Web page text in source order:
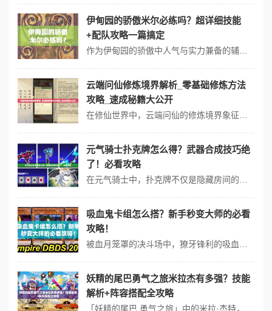
伊甸园的骄傲米尔必练吗？超详细技能
+配队攻略一篇搞定
云端问仙修炼境界解析_零基础修炼方法
攻略_速成秘籍大公开
元气骑士扑克牌怎么得？武器合成技巧绝
了！必看攻略
吸血鬼卡组怎么搭？新手秒变大师的必看
攻略！
妖精的尾巴勇气之旅米拉杰有多强？技能
解析+阵容搭配全攻略